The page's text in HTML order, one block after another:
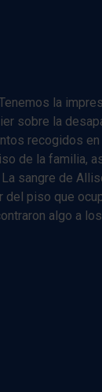
la
sobre la
recogidos
de la familia,
sangre de
del piso que
algo a